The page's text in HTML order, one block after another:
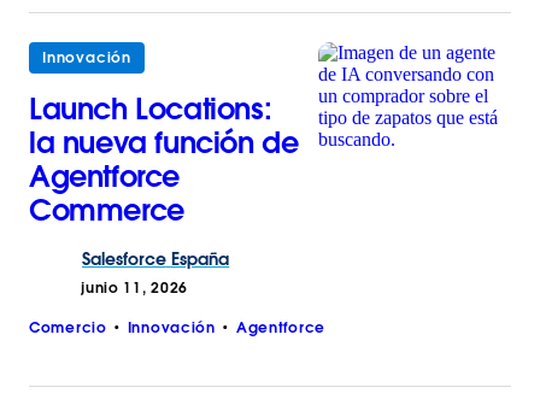
Innovación
Launch Locations:
la nueva función de
Agentforce
Commerce
Salesforce España
junio 11, 2026
Comercio Innovación Agentforce